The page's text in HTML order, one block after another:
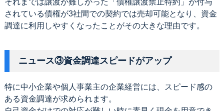
されている債権が3社間での契約では売却可能となり、資金
調達に利用しやすくなったことがその大きな理由です。
ニュース③資金調達スピードがアップ
特に中小企業や個人事業主の企業経営には、スピード感の
ある資金調達が求められます。